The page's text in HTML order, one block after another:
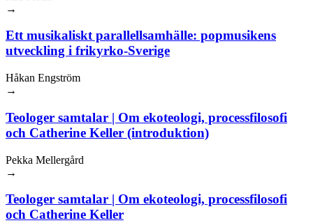
→
Ett musikaliskt parallellsamhälle: popmusikens
utveckling i frikyrko-Sverige
Håkan Engström
→
Teologer samtalar | Om ekoteologi, processfilosofi
och Catherine Keller (introduktion)
Pekka Mellergård
→
Teologer samtalar | Om ekoteologi, processfilosofi
och Catherine Keller